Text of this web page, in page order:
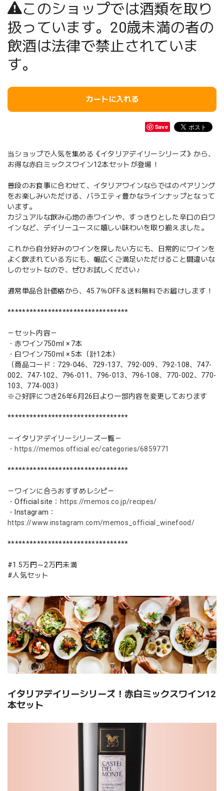
このショップでは酒類を取り
扱っています。20歳未満の者の
飲酒は法律で禁止されていま
す。
カートに入れる
Save
当ショップで人気を集める《イタリアデイリーシリーズ》から、
お得な赤白ミックスワイン12本セットが登場！
普段のお食事に合わせて、イタリアワインならではのペアリング
をお楽しみいただける、バラエティ豊かなラインナップとなって
います。
カジュアルな飲み心地の赤ワインや、すっきりとした辛口の白ワ
インなど、デイリーユースに嬉しい味わいを取り揃えました。
これから自分好みのワインを探したい方にも、日常的にワインを
よく飲まれている方にも、幅広くご満足いただけること間違いな
しのセットなので、ぜひお試しください♪
通常単品合計価格から、45.7％OFF＆送料無料でお届けします！
*********************************
－セット内容－
・赤ワイン750ml × 7本
・白ワイン750ml × 5本（計12本）
（商品コード：729-046、729-137、792-009、792-108、747-
002、747-102、796-011、796-013、796-108、770-002、770-
103、774-003）
※ご好評につき26年6月26日より一部内容を変更しております
*********************************
－イタリアデイリーシリーズ一覧－
・ https://memos.official.ec/categories/6859771
*********************************
－ワインに合うおすすめレシピ－
・Official site： https://memos.co.jp/recipes/
・Instagram：
https://www.instagram.com/memos_official_winefood/
*********************************
#1.5万円～2万円未満
#人気セット
イタリアデイリーシリーズ！赤白ミックスワイン12
本セット